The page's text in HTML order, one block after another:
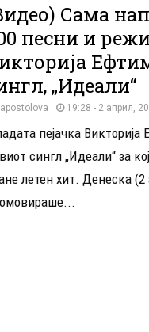
Сама
песни и
„Идеали“
apostolova 19:28 - 2 април,
пејачка
сингл „Идеали“ за
летен хит. Денеска (2